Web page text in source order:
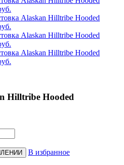
Hilltribe Hooded
В избранное